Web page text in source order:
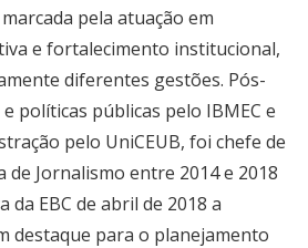
pela atuação em
e fortalecimento institucional,
diferentes gestões. Pós-
políticas públicas pelo IBMEC e
pelo UniCEUB, foi chefe de
Jornalismo entre 2014 e 2018
da EBC de abril de 2018 a
destaque para o planejamento